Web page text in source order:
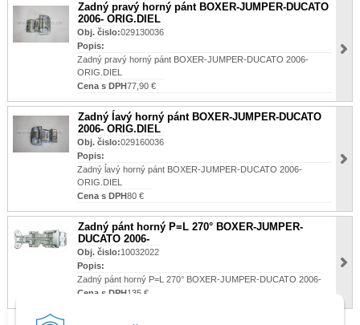
Zadný pravý horný pánt BOXER-JUMPER-DUCATO
2006- ORIG.DIEL
Obj. čislo:029130036
Popis:
Zadný pravý horný pánt BOXER-JUMPER-DUCATO 2006-
ORIG.DIEL
Cena s DPH77,90 €
Zadný ĺavý horný pánt BOXER-JUMPER-DUCATO
2006- ORIG.DIEL
Obj. čislo:029160036
Popis:
Zadný ĺavý horný pánt BOXER-JUMPER-DUCATO 2006-
ORIG.DIEL
Cena s DPH80 €
Zadný pánt horný P=L 270° BOXER-JUMPER-
DUCATO 2006-
Obj. čislo:10032022
Popis:
Zadný pánt horný P=L 270° BOXER-JUMPER-DUCATO 2006-
Cena s DPH135 €